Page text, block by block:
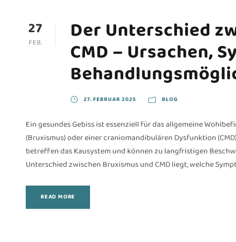
27
FEB. Der Unterschied
CMD – Ursachen,
27. FEBRUAR 2025 BLOG
Ein gesundes Gebiss ist essenziell für das allgemeine
(Bruxismus) oder einer craniomandibulären Dysfunktion
betreffen das Kausystem und können zu langfristigen
Unterschied zwischen Bruxismus und CMD liegt, welche
READ MORE